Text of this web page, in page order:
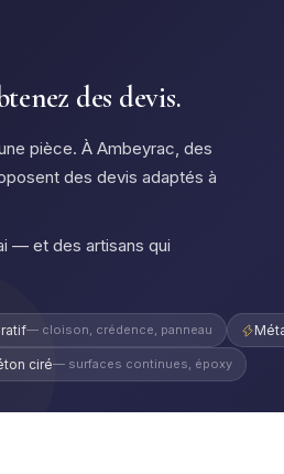
des devis.
pièce. À Ambeyrac, des
des devis adaptés à
— et des artisans qui
— cloison, crédence, panneau
ciré— surfaces continues, époxy